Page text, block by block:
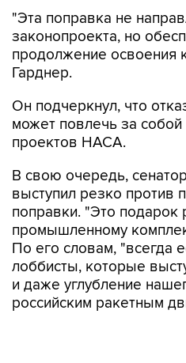
"Эта поправка не
законопроекта, но
продолжение освоения
Гарднер.
Он подчеркнул, что
может повлечь за
проектов НАСА.
В свою очередь,
выступил резко против
поправки. "Это подарок
промышленному
По его словам, "всегда
лоббисты, которые
и даже углубление
российским ракетным